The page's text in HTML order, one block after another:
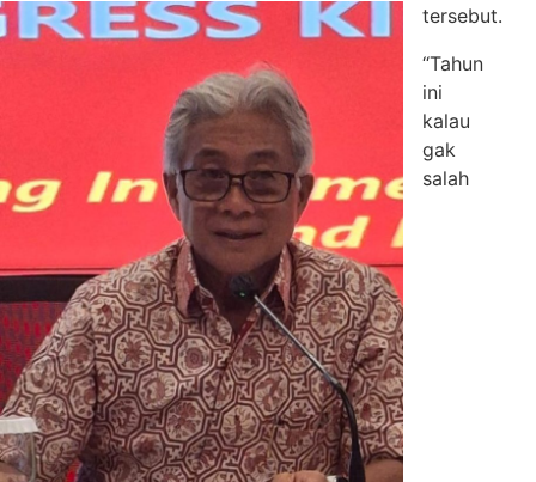
tersebut.
“Tahun
ini
kalau
gak
salah